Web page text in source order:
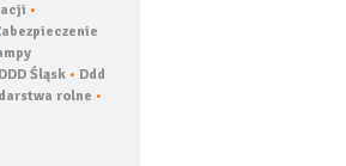
•
Śląsk • Ddd
rolne •